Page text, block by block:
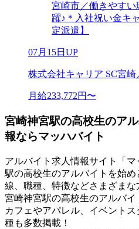
宮崎市／働きやす
躍♪＊入社祝い金キ
定派遣】
07月15日UP
株式会社キャリア SC宮崎
月給233,772円〜
宮崎神宮駅の高校生のア
報ならマッハバイト
アルバイト求人情報サイト「
駅の高校生のアルバイトを始
線、職種、特徴などさまざまな
宮崎神宮駅の高校生のアルバイ
カフェやアパレル、イベント
種も多数掲載！